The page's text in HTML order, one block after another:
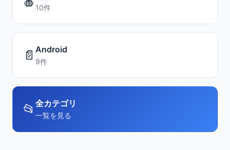
10件
📄 Android
9件
📂 全カテゴリ
一覧を見る